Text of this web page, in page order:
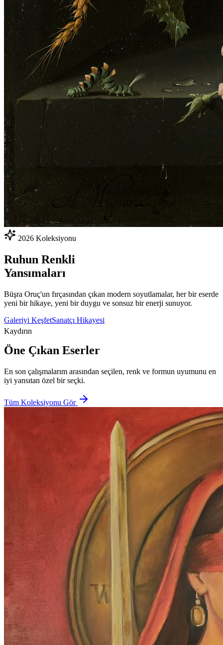
2026 Koleksiyonu
Ruhun Renkli
Yansımaları
Büşra Oruç'un fırçasından çıkan modern soyutlamalar, her bir eserde
yeni bir hikaye, yeni bir duygu ve sonsuz bir enerji sunuyor.
Galeriyi KeşfetSanatçı Hikayesi
Kaydırın
Öne Çıkan Eserler
En son çalışmalarım arasından seçilen, renk ve formun uyumunu en
iyi yansıtan özel bir seçki.
Tüm Koleksiyonu Gör